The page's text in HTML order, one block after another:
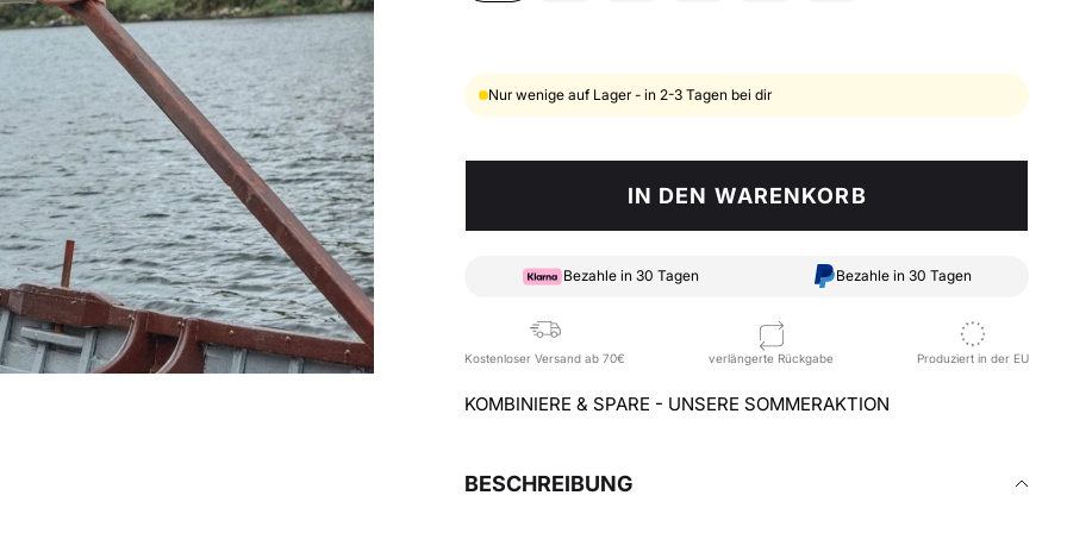
Nur wenige auf Lager - in 2-3 Tagen bei dir
IN DEN WARENKORB
Bezahle in 30 Tagen Bezahle in 30 Tagen
Kostenloser Versand ab 70€ verlängerte Rückgabe Produziert in der EU
KOMBINIERE & SPARE - UNSERE SOMMERAKTION
BESCHREIBUNG